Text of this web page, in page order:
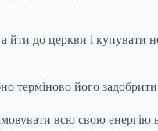
до церкви і купувати
терміново його
всю свою